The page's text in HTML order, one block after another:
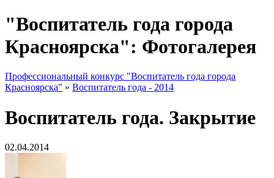
"Воспитатель года города
Красноярска": Фотогалерея
Профессиональный конкурс "Воспитатель года города
Красноярска" » Воспитатель года - 2014
Воспитатель года. Закрытие
02.04.2014